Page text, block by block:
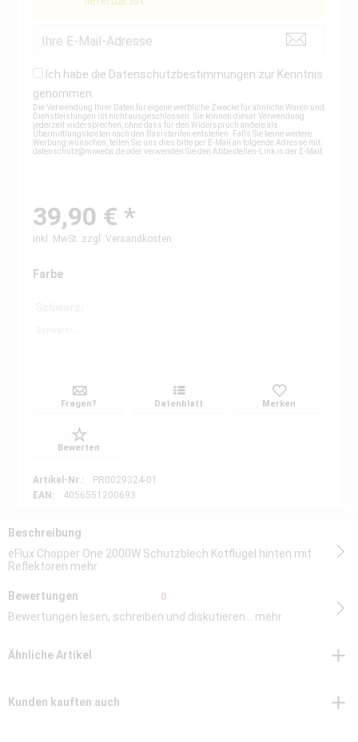
Ich habe die Datenschutzbestimmungen zur Kenntnis
genommen.
Die Verwendung Ihrer Daten für eigene werbliche Zwecke für ähnliche Waren und
Dienstleistungen ist nicht ausgeschlossen. Sie können dieser Verwendung
jederzeit widersprechen, ohne dass für den Widerspruch andere als
Übermittlungskosten nach den Basistarifen entstehen. Falls Sie keine weitere
Werbung wünschen, teilen Sie uns dies bitte per E-Mail an folgende Adresse mit:
datenschutz@miweba.deoder verwenden Sie den Abbestellen-Link in der E-Mail.
39,90 € *
inkl. MwSt. zzgl. Versandkosten
Farbe
Fragen? Datenblatt Merken
Bewerten
Artikel-Nr.:
PR0029324-01
EAN:
4056551200693
Beschreibung
eFlux Chopper One 2000W Schutzblech Kotflügel hinten mit
Reflektoren mehr
Bewertungen 0
Bewertungen lesen, schreiben und diskutieren... mehr
Ähnliche Artikel
Kunden kauften auch